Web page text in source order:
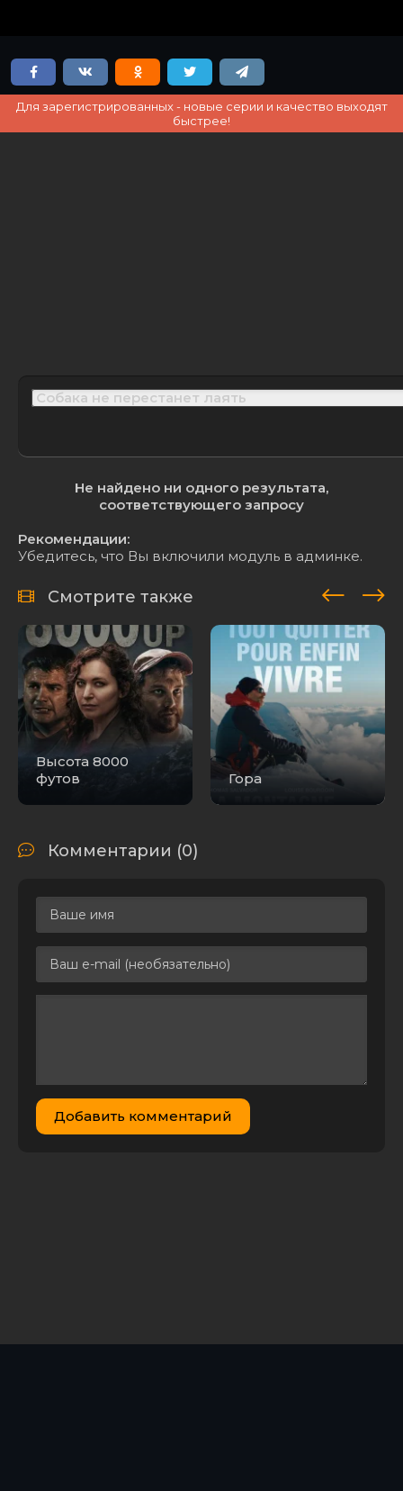
Для зарегистрированных - новые серии и качество выходят
быстрее!
Не найдено ни одного результата,
соответствующего запросу
Рекомендации:
Убедитесь, что Вы включили модуль в админке.
Смотрите также
Высота 8000
футов
Гора
Комментарии (0)
Добавить комментарий